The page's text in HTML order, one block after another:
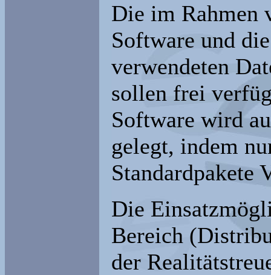
Die im Rahmen
Software und
verwendeten
sollen frei
Software wird
gelegt, indem
Standardpakete
Die
Bereich
der